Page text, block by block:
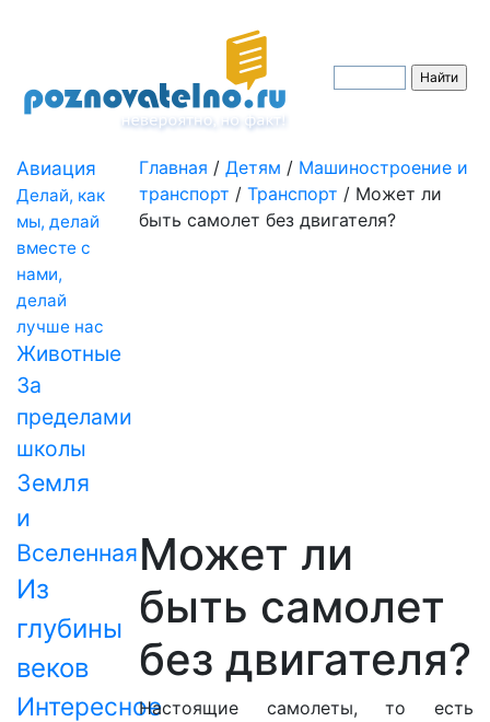
Авиация
Делай, как
мы, делай
вместе с
нами,
делай
лучше нас
Животные
За
пределами
школы
Земля
и
Вселенная
Из
глубины
веков
Интересное
Главная / Детям / Машиностроение и
транспорт / Транспорт / Может ли
быть самолет без двигателя?
Может ли
быть самолет
без двигателя?
Настоящие самолеты, то есть